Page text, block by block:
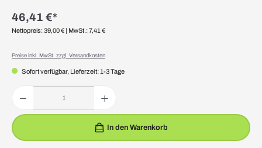
46,41 €*
Nettopreis: 39,00 € | MwSt.: 7,41 €
Preise inkl. MwSt. zzgl. Versandkosten
Sofort verfügbar, Lieferzeit: 1-3 Tage
In den Warenkorb